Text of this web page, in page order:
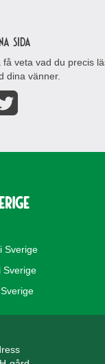
sida
få veta vad du precis
dina vänner.
Sverige
Sverige